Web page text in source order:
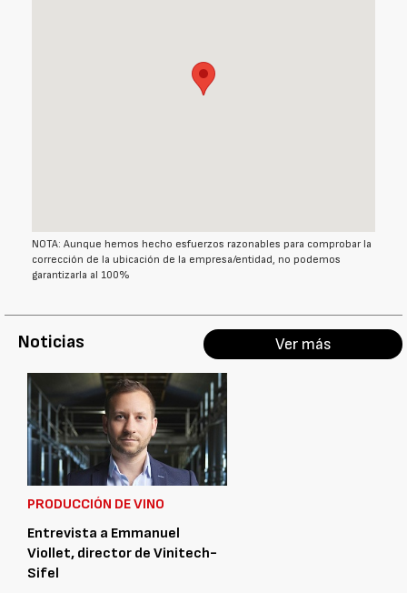
NOTA: Aunque hemos hecho esfuerzos razonables para comprobar la
corrección de la ubicación de la empresa/entidad, no podemos
garantizarla al 100%
Noticias Ver más
PRODUCCIÓN DE VINO
Entrevista a Emmanuel
Viollet, director de Vinitech-
Sifel